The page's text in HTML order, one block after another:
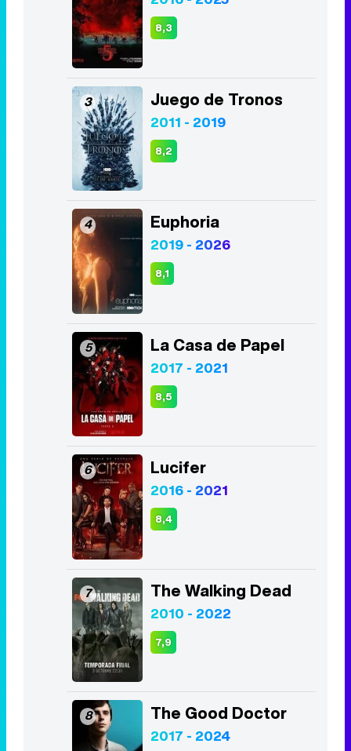
8,3
3 Juego de Tronos
2011 - 2019
8,2
4 Euphoria
2019 - 2026
8,1
5 La Casa de Papel
2017 - 2021
8,5
6 Lucifer
2016 - 2021
8,4
7 The Walking Dead
2010 - 2022
7,9
8 The Good Doctor
2017 - 2024